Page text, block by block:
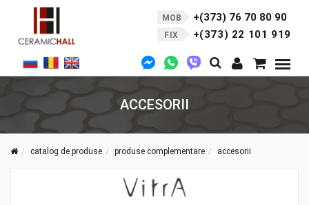
MOB +(373) 76 70 80 90
FIX +(373) 22 101 919
ACCESORII
catalog de produse produse complementare accesorii